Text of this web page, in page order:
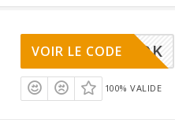
SV40MOK
VOIR LE CODE
100% VALIDE